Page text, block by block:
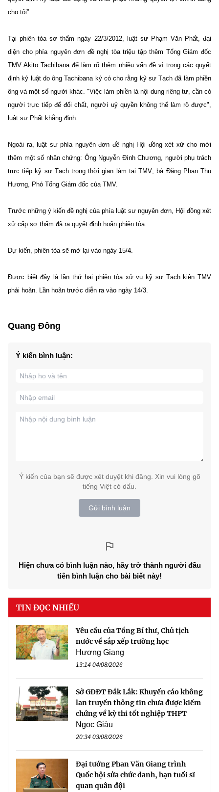
cho tôi”.
Tại phiên tòa sơ thẩm ngày 22/3/2012, luật sư Phạm Văn Phất, đại
diện cho phía nguyên đơn đề nghị tòa triệu tập thêm Tổng Giám đốc
TMV Akito Tachibana để làm rõ thêm nhiều vấn đề vì trong các quyết
định kỷ luật do ông Tachibana ký có cho rằng kỹ sư Tạch đã làm phiền
ông và một số người khác. "Việc làm phiền là nội dung riêng tư, cần có
người trực tiếp để đối chất, người uỷ quyền không thể làm rõ được",
luật sư Phất khẳng định.
Ngoài ra, luật sư phía nguyên đơn đề nghị Hội đồng xét xử cho mời
thêm một số nhân chứng: Ông Nguyễn Đình Chương, người phụ trách
trực tiếp kỹ sư Tạch trong thời gian làm tại TMV; bà Đặng Phan Thu
Hương, Phó Tổng Giám đốc của TMV.
Trước những ý kiến đề nghị của phía luật sư nguyên đơn, Hội đồng xét
xử cấp sơ thẩm đã ra quyết định hoãn phiên tòa.
Dự kiến, phiên tòa sẽ mở lại vào ngày 15/4.
Được biết đây là lần thứ hai phiên tòa xử vụ kỹ sư Tạch kiện TMV
phải hoãn. Lần hoãn trước diễn ra vào ngày 14/3.
Quang Đông
Ý kiến bình luận:
Ý kiến của bạn sẽ được xét duyệt khi đăng. Xin vui lòng gõ
tiếng Việt có dấu.
Gửi bình luận
Hiện chưa có bình luận nào, hãy trở thành người đầu
tiên bình luận cho bài biết này!
TIN ĐỌC NHIỀU
Yêu cầu của Tổng Bí thư, Chủ tịch
nước về sắp xếp trường học
Hương Giang
13:14 04/08/2026
Sở GDĐT Đắk Lắk: Khuyến cáo không
lan truyền thông tin chưa được kiểm
chứng về kỳ thi tốt nghiệp THPT
Ngọc Giàu
20:34 03/08/2026
Đại tướng Phan Văn Giang trình
Quốc hội sửa chức danh, hạn tuổi sĩ
quan quân đội